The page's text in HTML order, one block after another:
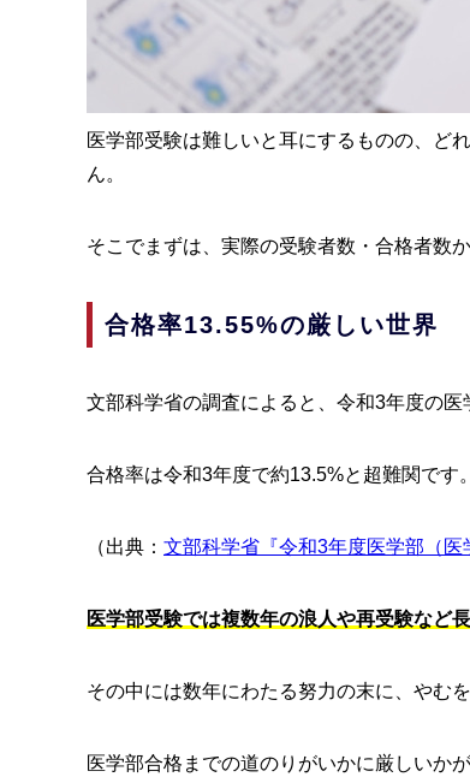
医学部受験は難しいと耳にするものの、ど
ん。
そこでまずは、実際の受験者数・合格者数
合格率13.55%の厳しい世界
文部科学省の調査によると、令和3年度の
合格率は令和3年度で約13.5%と超難関です。
（出典： 文部科学省『令和3年度医学部（医
医学部受験では複数年の浪人や再受験など
その中には数年にわたる努力の末に、やむ
医学部合格までの道のりがいかに厳しいかが